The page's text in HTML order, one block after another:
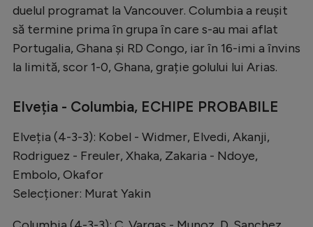
duelul programat la Vancouver. Columbia a reușit
să termine prima în grupa în care s-au mai aflat
Portugalia, Ghana și RD Congo, iar în 16-imi a învins
la limită, scor 1-0, Ghana, grație golului lui Arias.
Elveția - Columbia, ECHIPE PROBABILE
Elveția (4-3-3): Kobel - Widmer, Elvedi, Akanji,
Rodriguez - Freuler, Xhaka, Zakaria - Ndoye,
Embolo, Okafor
Selecționer: Murat Yakin